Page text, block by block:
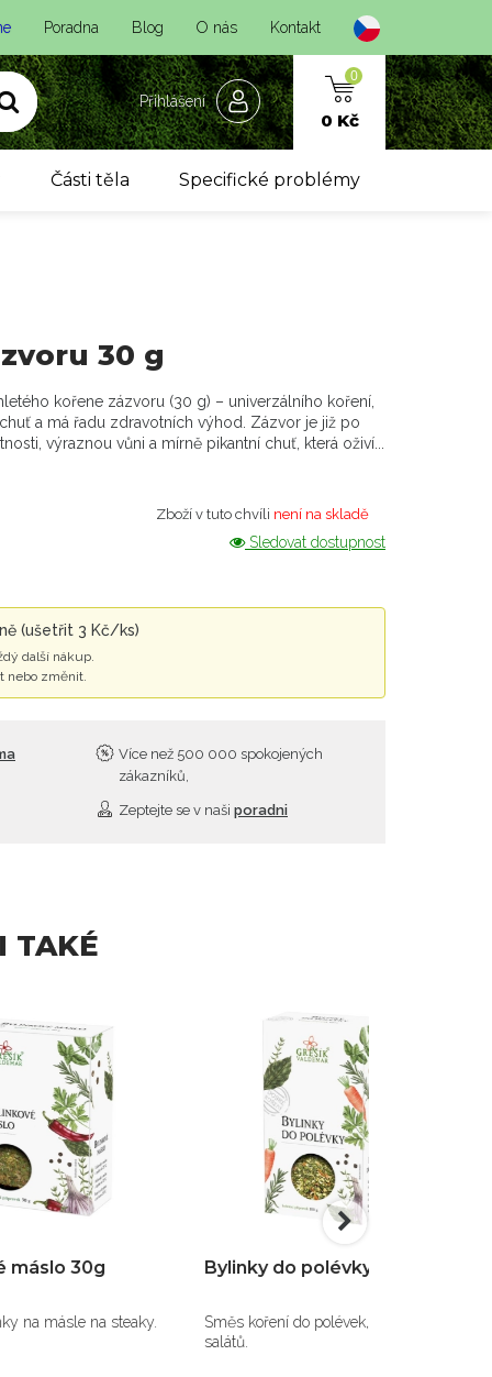
Poradna Blog O nás Kontakt
0
0 Kč
Přihlášení
Části těla Specifické problémy
30 g
kořene zázvoru (30 g) – univerzálního koření,
a má řadu zdravotních výhod. Zázvor je již po
výraznou vůni a mírně pikantní chuť, která oživí...
Zboží v tuto chvíli není na skladě
Sledovat dostupnost
(ušetřit 3 Kč/ks)
další nákup.
nebo změnit.
Více než 500 000 spokojených
zákazníků,
Zeptejte se v naši poradni
TAKÉ
Bylinky do polévky 100g
Směs koření do polévek, omáček a
Kardamon celý
Kardamom